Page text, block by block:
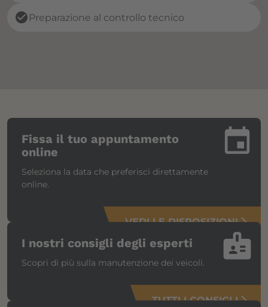
check_circle Preparazione al controllo tecnico
insert_invitation
Fissa il tuo appuntamento
online
Seleziona la data che preferisci direttamente
online.
VEDI LE DISPOSIZIONIarrow_forward_ios
badge
I nostri consigli degli esperti
Scopri di più sulla manutenzione dei veicoli.
TUTTI I CONSIGLIarrow_forward_ios